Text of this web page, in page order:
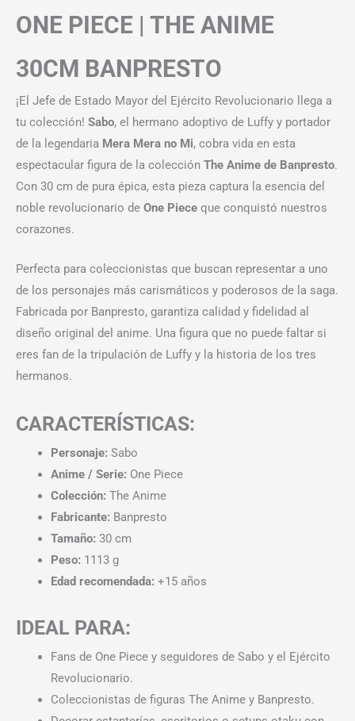
ONE PIECE | THE ANIME
30CM BANPRESTO
¡El Jefe de Estado Mayor del Ejército Revolucionario llega a
tu colección! Sabo, el hermano adoptivo de Luffy y portador
de la legendaria Mera Mera no Mi, cobra vida en esta
espectacular figura de la colección The Anime de Banpresto.
Con 30 cm de pura épica, esta pieza captura la esencia del
noble revolucionario de One Piece que conquistó nuestros
corazones.
Perfecta para coleccionistas que buscan representar a uno
de los personajes más carismáticos y poderosos de la saga.
Fabricada por Banpresto, garantiza calidad y fidelidad al
diseño original del anime. Una figura que no puede faltar si
eres fan de la tripulación de Luffy y la historia de los tres
hermanos.
CARACTERÍSTICAS:
Personaje: Sabo
Anime / Serie: One Piece
Colección: The Anime
Fabricante: Banpresto
Tamaño: 30 cm
Peso: 1113 g
Edad recomendada: +15 años
IDEAL PARA:
Fans de One Piece y seguidores de Sabo y el Ejército
Revolucionario.
Coleccionistas de figuras The Anime y Banpresto.